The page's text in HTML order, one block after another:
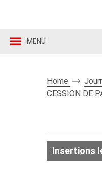
MENU
Home
CESSION DE
Insertions